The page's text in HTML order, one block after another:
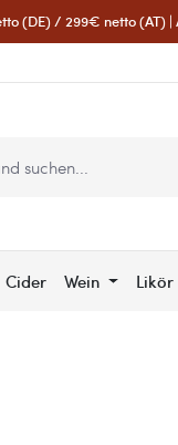
(DE) / 299€ netto (AT) |
Cider Wein Likör